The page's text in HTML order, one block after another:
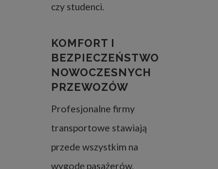
czy studenci.
KOMFORT I
BEZPIECZEŃSTWO
NOWOCZESNYCH
PRZEWOZÓW
Profesjonalne firmy
transportowe stawiają
przede wszystkim na
wygodę pasażerów.